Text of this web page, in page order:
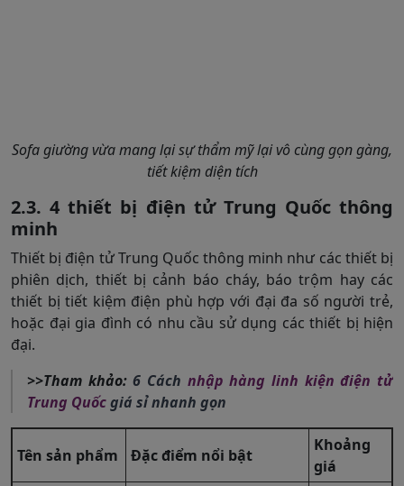
Sofa giường vừa mang lại sự thẩm mỹ lại vô cùng gọn gàng,
tiết kiệm diện tích
2.3. 4 thiết bị điện tử Trung Quốc thông
minh
Thiết bị điện tử Trung Quốc thông minh như các thiết bị
phiên dịch, thiết bị cảnh báo cháy, báo trộm hay các
thiết bị tiết kiệm điện phù hợp với đại đa số người trẻ,
hoặc đại gia đình có nhu cầu sử dụng các thiết bị hiện
đại.
>>Tham khảo:6 Cách nhập hàng linh kiện điện tử
Trung Quốcgiá sỉ nhanh gọn
Tên sản phẩm Đặc điểm nổi bật
Khoảng
giá